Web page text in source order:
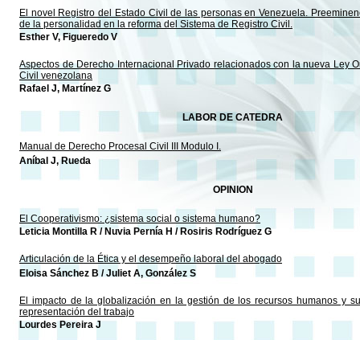
El novel Registro del Estado Civil de las personas en Venezuela.
de la personalidad en la reforma del Sistema de Registro Civil.
Esther V, Figueredo V
Aspectos de Derecho Internacional Privado relacionados con la nueva Ley
Civil venezolana
Rafael J, Martínez G
LABOR DE CATEDRA
Manual de Derecho Procesal Civil III Modulo I.
Aníbal J, Rueda
OPINION
El Cooperativismo: ¿sistema social o sistema humano?
Leticia Montilla R / Nuvia Pernía H / Rosiris Rodríguez G
Articulación de la Ética y el desempeño laboral del abogado
Eloisa Sánchez B / Juliet A, González S
El impacto de la globalización en la gestión de los recursos humanos y
representación del trabajo
Lourdes Pereira J